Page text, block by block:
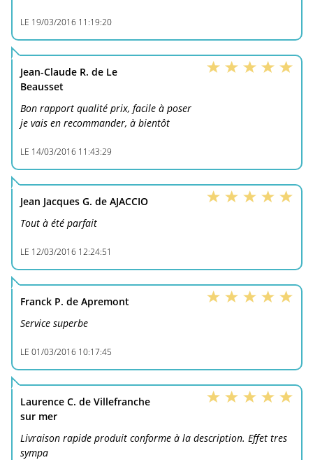
LE 19/03/2016 11:19:20
Jean-Claude R. de Le
Beausset
Bon rapport qualité prix, facile à poser
je vais en recommander, à bientôt
LE 14/03/2016 11:43:29
Jean Jacques G. de AJACCIO
Tout à été parfait
LE 12/03/2016 12:24:51
Franck P. de Apremont
Service superbe
LE 01/03/2016 10:17:45
Laurence C. de Villefranche
sur mer
Livraison rapide produit conforme à la description. Effet tres
sympa